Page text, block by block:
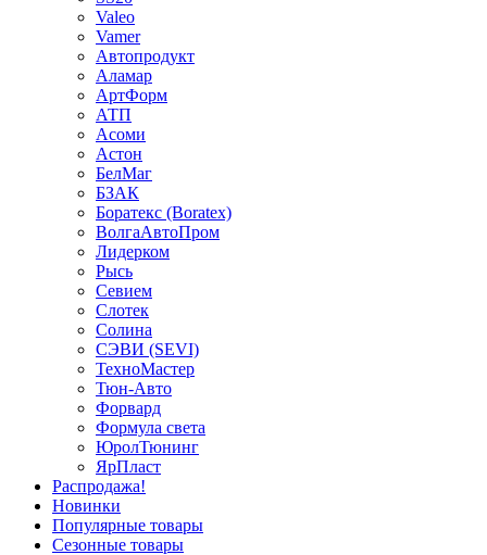
Valeo
Vamer
Автопродукт
Аламар
АртФорм
АТП
Асоми
Астон
БелМаг
БЗАК
Боратекс (Boratex)
ВолгаАвтоПром
Лидерком
Рысь
Севием
Слотек
Солина
СЭВИ (SEVI)
ТехноМастер
Тюн-Авто
Форвард
Формула света
ЮролТюнинг
ЯрПласт
Распродажа!
Новинки
Популярные товары
Сезонные товары